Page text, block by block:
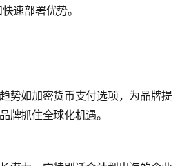
速部署优势。
势如加密货币支付选项，为品牌提
抓住全球化机遇。